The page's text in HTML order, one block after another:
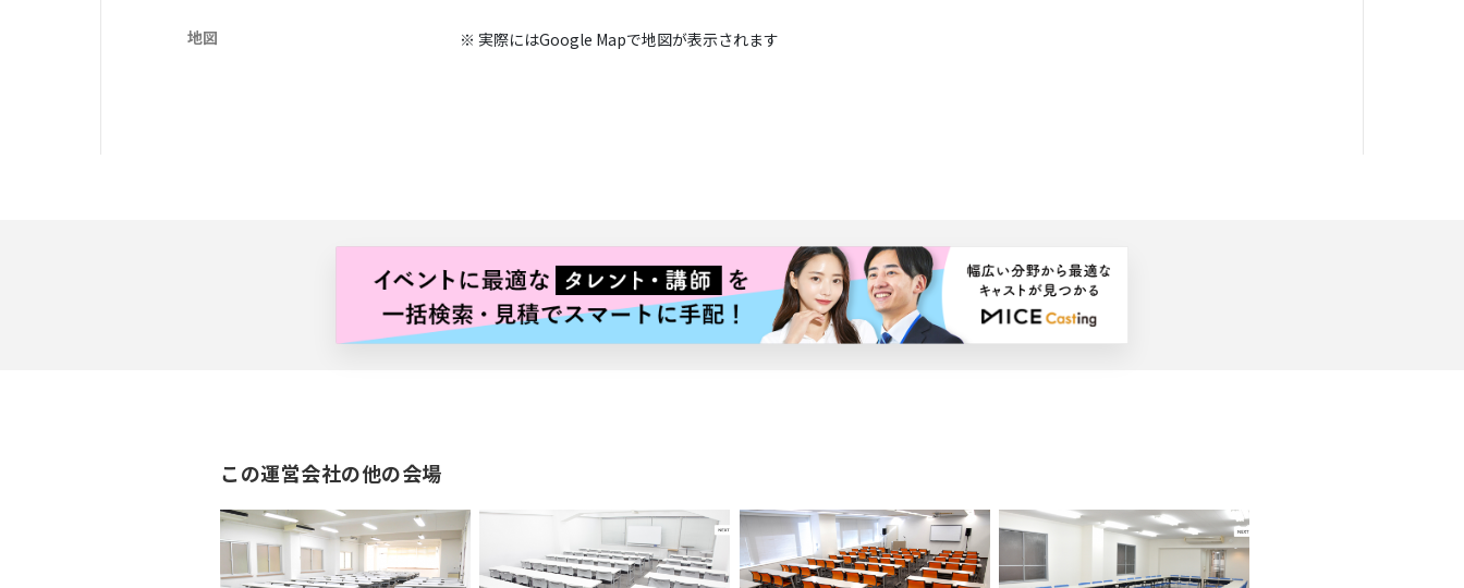
地図 ※ 実際にはGoogle Mapで地図が表示されます
この運営会社の他の会場